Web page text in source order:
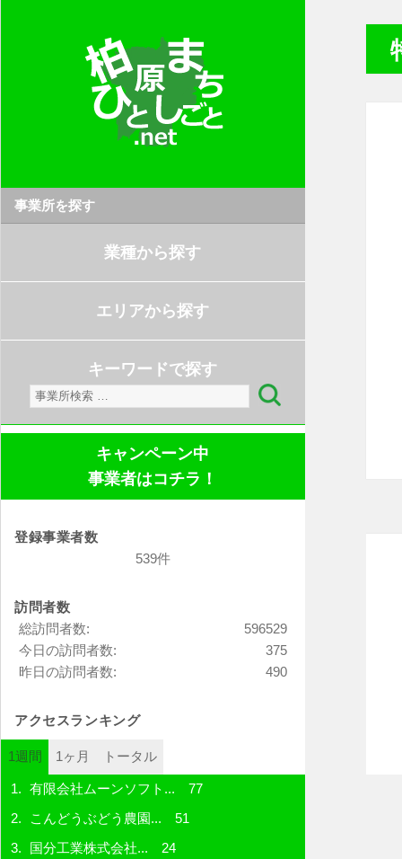
事業所を探す
業種から探す
エリアから探す
キーワードで探す
検
索:
キャンペーン中
事業者はコチラ！
登録事業者数
539件
訪問者数
596529
総訪問者数:
375
今日の訪問者数:
490
昨日の訪問者数:
アクセスランキング
1週間 1ヶ月 トータル
有限会社ムーンソフト... 77
こんどうぶどう農園... 51
国分工業株式会社... 24